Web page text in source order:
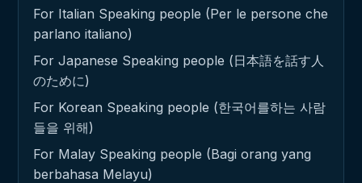
For Italian Speaking people (Per le persone che
parlano italiano)
For Japanese Speaking people (日本語を話す人
のために)
For Korean Speaking people (한국어를하는 사람
들을 위해)
For Malay Speaking people (Bagi orang yang
berbahasa Melayu)